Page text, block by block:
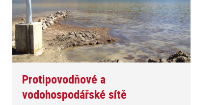
Protipovodňové a
vodohospodářské sítě